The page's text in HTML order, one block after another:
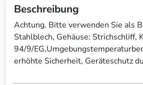
Beschreibung
Achtung. Bitte verwenden Sie als
Stahlblech, Gehäuse:
94/9/
erhöhte Sicherheit, Geräteschutz